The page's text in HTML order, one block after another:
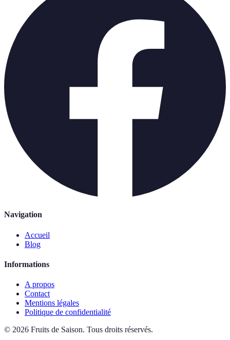
Navigation
Accueil
Blog
Informations
A propos
Contact
Mentions légales
Politique de confidentialité
© 2026 Fruits de Saison. Tous droits réservés.